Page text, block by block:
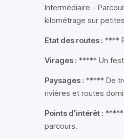
Intermédiaire -
kilométrage sur
Etat des routes : ****
Virages : ***** Un
Paysages : ***** De
rivières et routes
Points d'intérêt : *****
parcours.